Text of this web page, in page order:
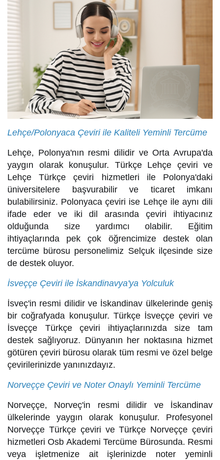
Lehçe/Polonyaca Çeviri ile Kaliteli Yeminli Tercüme
Lehçe, Polonya'nın resmi dilidir ve Orta Avrupa'da
yaygın olarak konuşulur. Türkçe Lehçe çeviri ve
Lehçe Türkçe çeviri hizmetleri ile Polonya'daki
üniversitelere başvurabilir ve ticaret imkanı
bulabilirsiniz. Polonyaca çeviri ise Lehçe ile aynı dili
ifade eder ve iki dil arasında çeviri ihtiyacınız
olduğunda size yardımcı olabilir. Eğitim
ihtiyaçlarında pek çok öğrencimize destek olan
tercüme bürosu personelimiz Selçuk ilçesinde size
de destek oluyor.
İsveççe Çeviri ile İskandinavya'ya Yolculuk
İsveç'in resmi dilidir ve İskandinav ülkelerinde geniş
bir coğrafyada konuşulur. Türkçe İsveççe çeviri ve
İsveççe Türkçe çeviri ihtiyaçlarınızda size tam
destek sağlıyoruz. Dünyanın her noktasına hizmet
götüren çeviri bürosu olarak tüm resmi ve özel belge
çevirilerinizde yanınızdayız.
Norveççe Çeviri ve Noter Onaylı Yeminli Tercüme
Norveççe, Norveç'in resmi dilidir ve İskandinav
ülkelerinde yaygın olarak konuşulur. Profesyonel
Norveççe Türkçe çeviri ve Türkçe Norveççe çeviri
hizmetleri Osb Akademi Tercüme Bürosunda. Resmi
veya işletmenize ait işlerinizde noter yeminli